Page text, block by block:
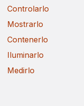
Controlarlo
Mostrarlo
Contenerlo
Iluminarlo
Medirlo